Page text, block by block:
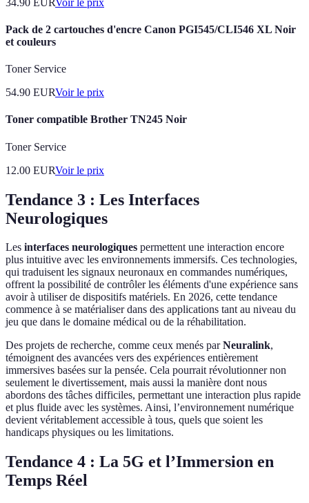
Pack de 2 cartouches d'encre Canon PGI545/CLI546 XL Noir
et couleurs
Toner Service
54.90 EURVoir le prix
Toner compatible Brother TN245 Noir
Toner Service
12.00 EURVoir le prix
Tendance 3 : Les Interfaces
Neurologiques
Les interfaces neurologiques permettent une interaction encore
plus intuitive avec les environnements immersifs. Ces technologies,
qui traduisent les signaux neuronaux en commandes numériques,
offrent la possibilité de contrôler les éléments d'une expérience sans
avoir à utiliser de dispositifs matériels. En 2026, cette tendance
commence à se matérialiser dans des applications tant au niveau du
jeu que dans le domaine médical ou de la réhabilitation.
Des projets de recherche, comme ceux menés parNeuralink,
témoignent des avancées vers des expériences entièrement
immersives basées sur la pensée. Cela pourrait révolutionner non
seulement le divertissement, mais aussi la manière dont nous
abordons des tâches difficiles, permettant une interaction plus rapide
et plus fluide avec les systèmes. Ainsi, l’environnement numérique
devient véritablement accessible à tous, quels que soient les
handicaps physiques ou les limitations.
Tendance 4 : La 5G et l’Immersion en
Temps Réel